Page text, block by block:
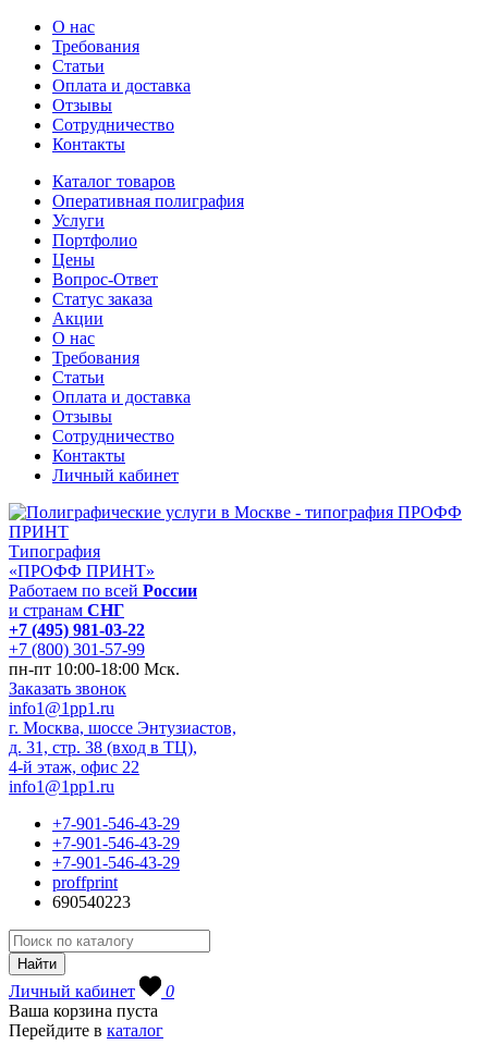
О нас
Требования
Статьи
Оплата и доставка
Отзывы
Сотрудничество
Контакты
Каталог товаров
Оперативная полиграфия
Услуги
Портфолио
Цены
Вопрос-Ответ
Статус заказа
Акции
О нас
Требования
Статьи
Оплата и доставка
Отзывы
Сотрудничество
Контакты
Личный кабинет
Типография
«ПРОФФ ПРИНТ»
Работаем по всей России
и странам СНГ
+7 (495) 981-03-22
+7 (800) 301-57-99
пн-пт 10:00-18:00 Мск.
Заказать звонок
info1@1pp1.ru
г. Москва, шоссе Энтузиастов,
д. 31, стр. 38 (вход в ТЦ),
4-й этаж, офис 22
info1@1pp1.ru
+7-901-546-43-29
+7-901-546-43-29
+7-901-546-43-29
proffprint
690540223
Личный кабинет
0
Ваша корзина пуста
Перейдите в каталог